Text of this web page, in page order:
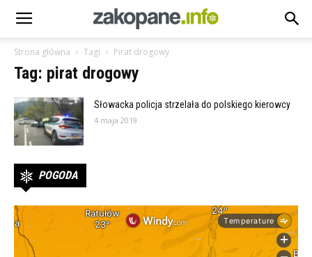
Strona główna Tagi Pirat drogowy
Tag: pirat drogowy
Słowacka policja strzelała do polskiego kierowcy
4 maja 2019
POGODA